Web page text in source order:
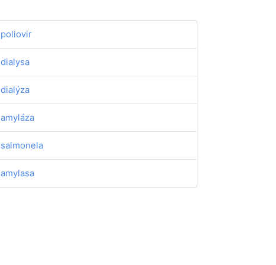
poliovir
dialysa
dialýza
amyláza
salmonela
amylasa